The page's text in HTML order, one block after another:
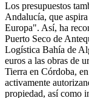
Los presupuestos
Andalucía, que
Europa". Así, ha
Puerto Seco de
Logística Bahía de
euros a las obras de
Tierra en Córdoba,
activamente
propiedad, así como